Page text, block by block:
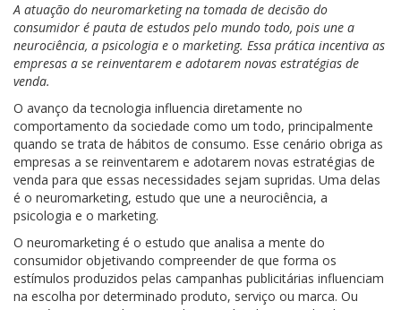
A atuação do neuromarketing na tomada de decisão do
consumidor é pauta de estudos pelo mundo todo, pois une a
neurociência, a psicologia e o marketing. Essa prática incentiva as
empresas a se reinventarem e adotarem novas estratégias de
venda.
O avanço da tecnologia influencia diretamente no
comportamento da sociedade como um todo, principalmente
quando se trata de hábitos de consumo. Esse cenário obriga as
empresas a se reinventarem e adotarem novas estratégias de
venda para que essas necessidades sejam supridas. Uma delas
é o neuromarketing, estudo que une a neurociência, a
psicologia e o marketing.
O neuromarketing é o estudo que analisa a mente do
consumidor objetivando compreender de que forma os
estímulos produzidos pelas campanhas publicitárias influenciam
na escolha por determinado produto, serviço ou marca. Ou